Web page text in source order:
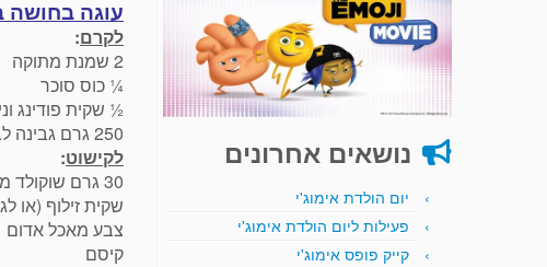
נושאים אחרונים
יום הולדת אימוג'י
פעילות ליום הולדת אימוג'י
קייק פופס אימוג'י
עוגה בחושה
לקרם:
2 שמנת מתוקה
¼ כוס סוכר
½ שקית פודינג
250 גרם גבינה לבנה 9%, או גבינת שמנת
לקישוט:
30 גרם שוקולד מריר
שקית זילוף (או
צבע מאכל אדום
קיסם